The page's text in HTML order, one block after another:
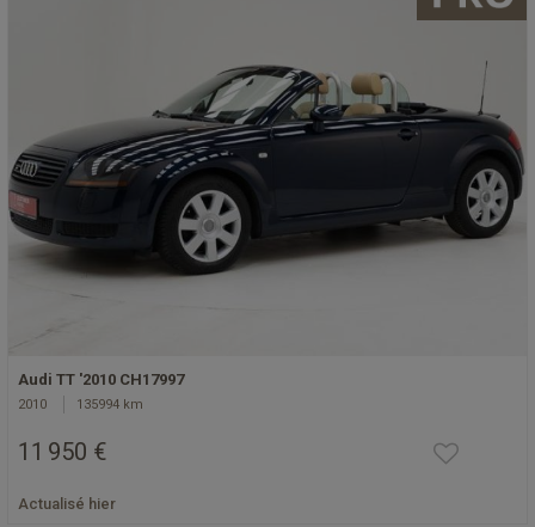
Audi TT '2010 CH17997
2010 135994 km
11 950 €
Actualisé hier